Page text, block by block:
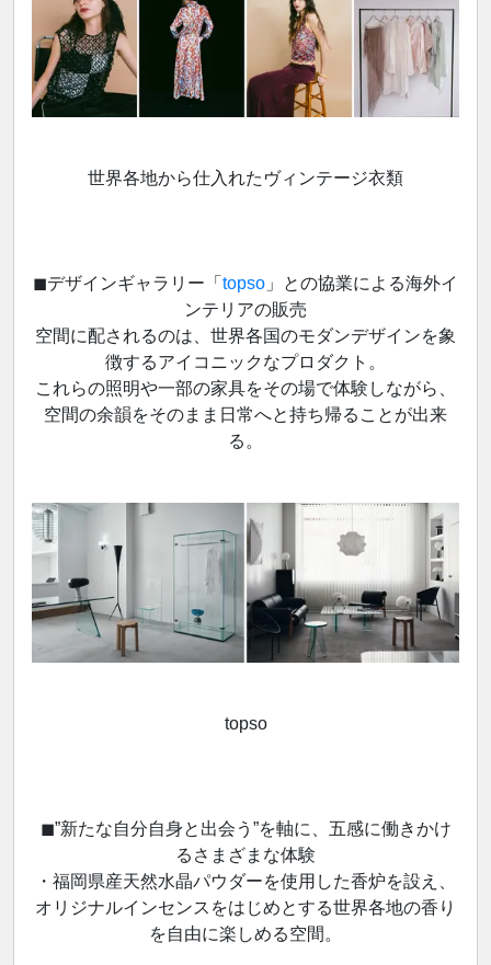
世界各地から仕入れたヴィンテージ衣類
◼︎デザインギャラリー「 topso 」との協業による海外イ
ンテリアの販売
空間に配されるのは、世界各国のモダンデザインを象
徴するアイコニックなプロダクト。
これらの照明や一部の家具をその場で体験しながら、
空間の余韻をそのまま日常へと持ち帰ることが出来
る。
topso
◼︎”新たな自分自身と出会う”を軸に、五感に働きかけ
るさまざまな体験
・福岡県産天然水晶パウダーを使用した香炉を設え、
オリジナルインセンスをはじめとする世界各地の香り
を自由に楽しめる空間。